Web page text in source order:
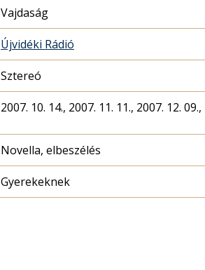
Vajdaság
Újvidéki Rádió
Sztereó
2007. 10. 14., 2007. 11. 11., 2007. 12.
Novella, elbeszélés
Gyerekeknek